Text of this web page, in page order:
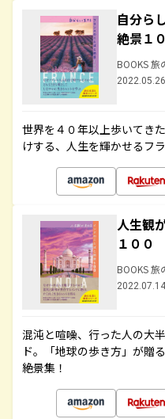
自分ら
絶景１
BOOKS 旅
世界を４０年以上歩いてき
けする、人生を輝かせるフ
人生観
１００
BOOKS 旅
混沌と喧噪、行った人の大
ド。「地球の歩き方」が贈
絶景集！